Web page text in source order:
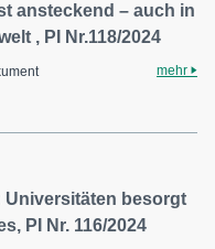
ansteckend – auch in
, PI Nr.118/2024
mehr
Universitäten besorgt
PI Nr. 116/2024